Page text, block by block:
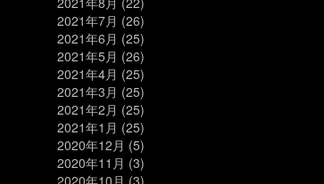
2021年7月 (26)
2021年6月 (25)
2021年5月 (26)
2021年4月 (25)
2021年3月 (25)
2021年2月 (25)
2021年1月 (25)
2020年12月 (5)
2020年11月 (3)
2020年10月 (3)